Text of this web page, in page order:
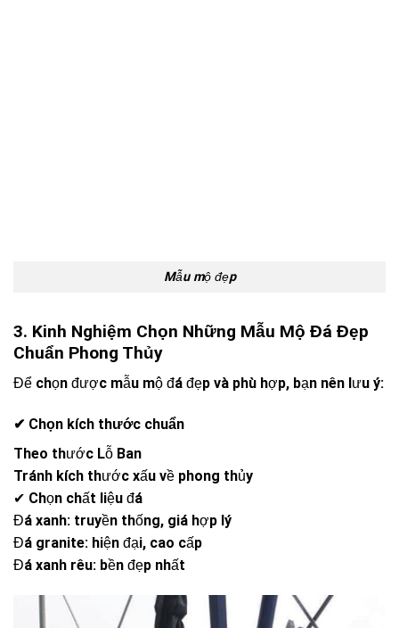
Mẫu mộ đẹp
3. Kinh Nghiệm Chọn Những Mẫu Mộ Đá Đẹp
Chuẩn Phong Thủy
Để chọn được mẫu mộ đá đẹp và phù hợp, bạn nên lưu ý:
✔ Chọn kích thước chuẩn
Theo thước Lỗ Ban
Tránh kích thước xấu về phong thủy
✔ Chọn chất liệu đá
Đá xanh: truyền thống, giá hợp lý
Đá granite: hiện đại, cao cấp
Đá xanh rêu: bền đẹp nhất